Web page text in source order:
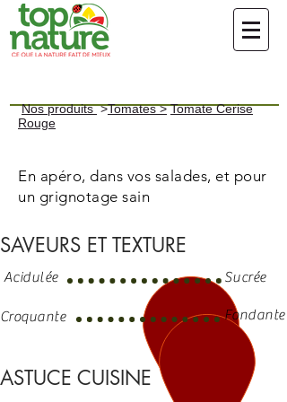
Nos produits>Tomates > Tomate Cerise
Rouge
En apéro, dans vos salades, et pour
un grignotage sain
SAVEURS ET TEXTURE
Acidulée Sucrée
Croquante Fondante
ASTUCE CUISINE